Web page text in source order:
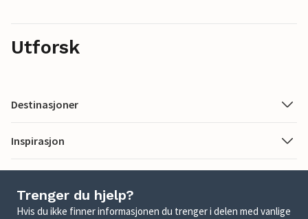
Utforsk
Destinasjoner
Inspirasjon
Trenger du hjelp?
Hvis du ikke finner informasjonen du trenger i delen med vanlige